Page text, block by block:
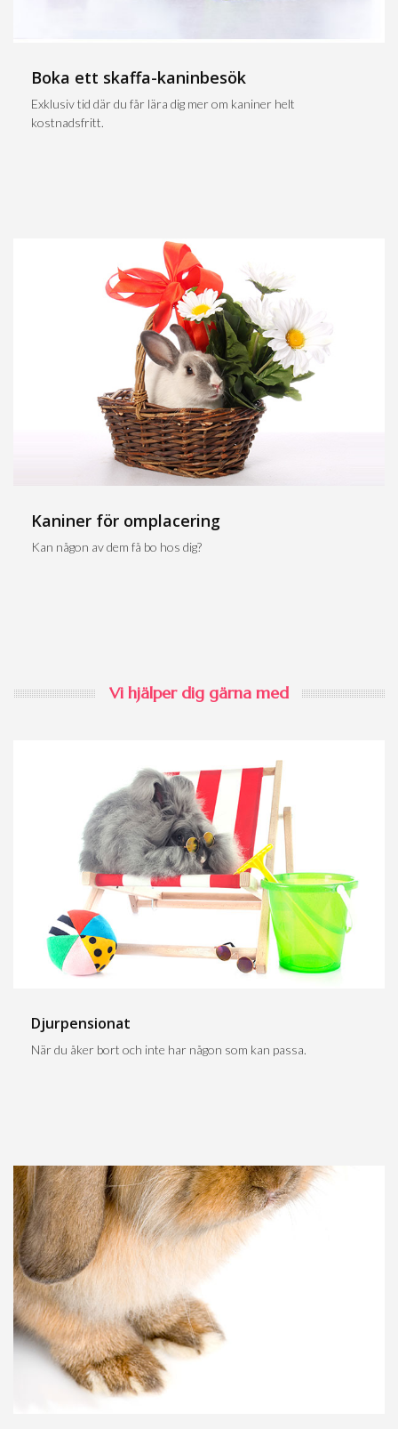
Boka ett skaffa-kaninbesök
Exklusiv tid där du får lära dig mer om kaniner helt
kostnadsfritt.
Kaniner för omplacering
Kan någon av dem få bo hos dig?
Vi hjälper dig gärna med
Djurpensionat
När du åker bort och inte har någon som kan passa.